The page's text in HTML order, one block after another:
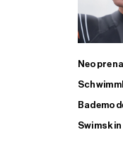
Swimskin